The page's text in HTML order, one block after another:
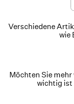
Verschiedene
wie
Möchten Sie
wichtig ist